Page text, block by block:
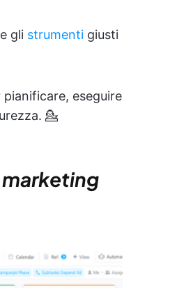
gli strumenti giusti
eseguire
💁